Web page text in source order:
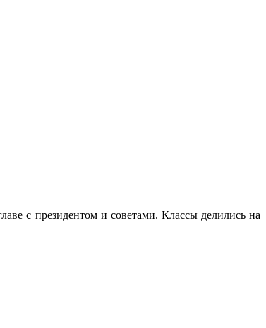
с президентом и советами. Классы делились на